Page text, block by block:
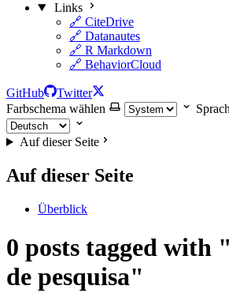
Links
🔗 CiteDrive
🔗 Datanautes
🔗 R Markdown
🔗 BehaviorCloud
GitHub
Twitter
Farbschema wählen
Auf dieser Seite
Auf dieser Seite
Überblick
0 posts tagged with
de pesquisa"